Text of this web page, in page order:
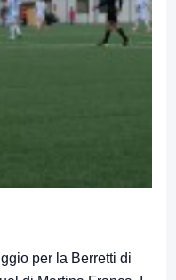
per la Berretti di